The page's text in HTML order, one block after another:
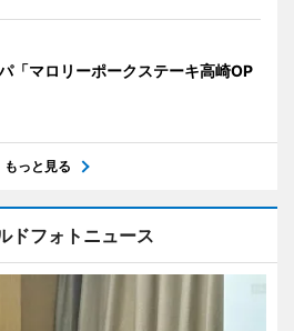
「マロリーポークステーキ高崎OP
もっと見る
ドフォトニュース